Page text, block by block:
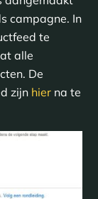
campagne. In
te
alle
De
zijn hierna te